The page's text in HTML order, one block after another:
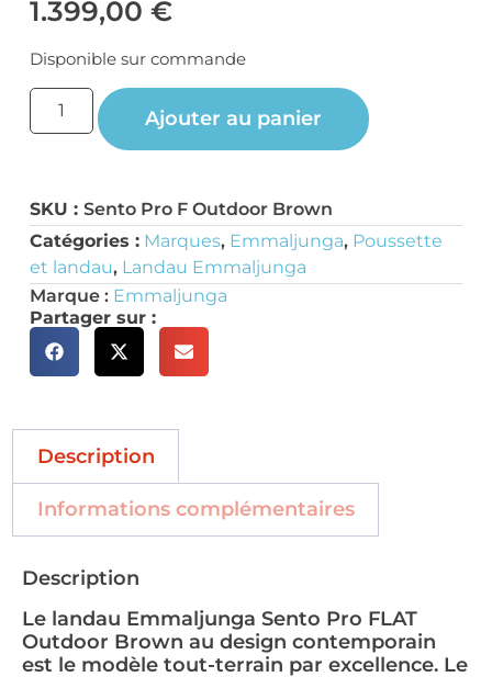
1.399,00 €
Disponible sur commande
Ajouter au panier
SKU : Sento Pro F Outdoor Brown
Catégories : Marques, Emmaljunga, Poussette
et landau, Landau Emmaljunga
Marque : Emmaljunga
Partager sur :
Description
Informations complémentaires
Description
Le landau Emmaljunga Sento Pro FLAT
Outdoor Brown au design contemporain
est le modèle tout-terrain par excellence. Le